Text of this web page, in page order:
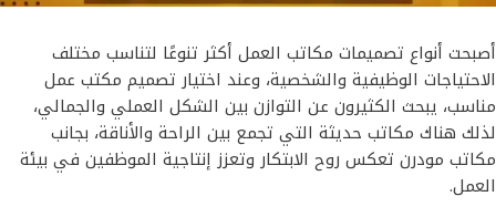
أصبحت أنواع تصميمات مكاتب العمل أكثر تنوعًا لتناسب مختلف
الاحتياجات الوظيفية والشخصية، وعند اختيار تصميم مكتب عمل
مناسب، يبحث الكثيرون عن التوازن بين الشكل العملي والجمالي،
لذلك هناك مكاتب حديثة التي تجمع بين الراحة والأناقة، بجانب
مكاتب مودرن تعكس روح الابتكار وتعزز إنتاجية الموظفين في بيئة
العمل.